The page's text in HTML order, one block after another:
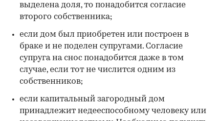
выделена доля, то понадобится согласие
второго собственника;
если дом был приобретен или построен в
браке и не поделен супругами. Согласие
супруга на снос понадобится даже в том
случае, если тот не числится одним из
собственников;
если капитальный загородный дом
принадлежит недееспособному человеку или